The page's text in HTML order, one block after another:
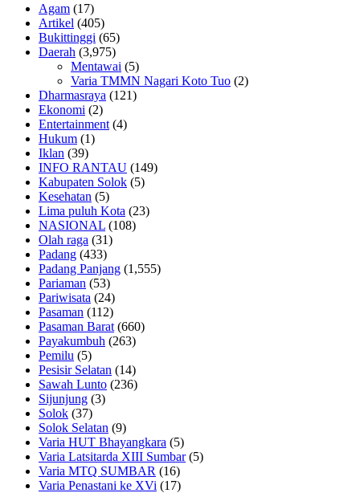
Agam (17)
Artikel (405)
Bukittinggi (65)
Daerah (3,975)
Mentawai (5)
Varia TMMN Nagari Koto Tuo (2)
Dharmasraya (121)
Ekonomi (2)
Entertainment (4)
Hukum (1)
Iklan (39)
INFO RANTAU (149)
Kabupaten Solok (5)
Kesehatan (5)
Lima puluh Kota (23)
NASIONAL (108)
Olah raga (31)
Padang (433)
Padang Panjang (1,555)
Pariaman (53)
Pariwisata (24)
Pasaman (112)
Pasaman Barat (660)
Payakumbuh (263)
Pemilu (5)
Pesisir Selatan (14)
Sawah Lunto (236)
Sijunjung (3)
Solok (37)
Solok Selatan (9)
Varia HUT Bhayangkara (5)
Varia Latsitarda XIII Sumbar(5)
Varia MTQ SUMBAR (16)
Varia Penastani ke XVi (17)